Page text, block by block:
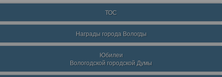
ТОС
Награды города Вологды
Юбилеи
Вологодской городской Думы